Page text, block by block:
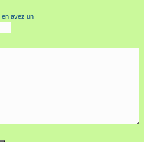
en avez un